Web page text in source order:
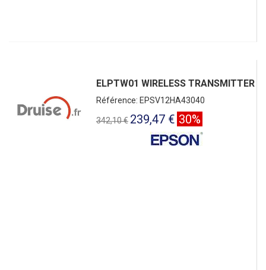
ELPTW01 WIRELESS TRANSMITTER
Référence: EPSV12HA43040
342,10 € 239,47 € 30%